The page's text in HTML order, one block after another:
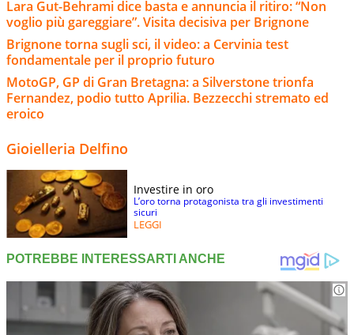
Lara Gut-Behrami dice basta e annuncia il ritiro: “Non
voglio più gareggiare”. Visita decisiva per Brignone
Brignone torna sugli sci, il video: a Cervinia test
fondamentale per il proprio futuro
MotoGP, GP di Gran Bretagna: a Silverstone trionfa
Fernandez, podio tutto Aprilia. Bezzecchi stremato ed
eroico
Gioielleria Delfino
Investire in oro
L’oro torna protagonista tra gli investimenti
sicuri
LEGGI